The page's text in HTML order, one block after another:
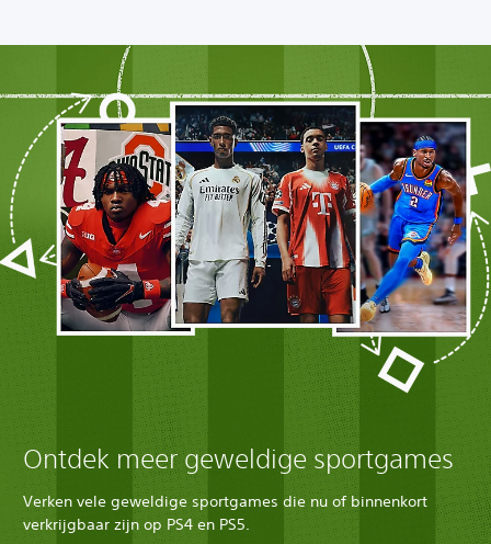
Ontdek meer geweldige sportgames
Verken vele geweldige sportgames die nu of binnenkort
verkrijgbaar zijn op PS4 en PS5.